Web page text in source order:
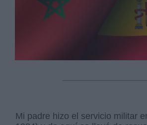
Mi padre hizo el servicio militar
link